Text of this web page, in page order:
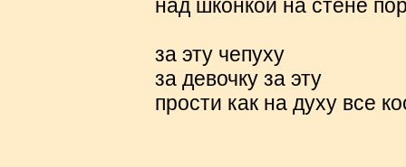
над шконкой на стене
за эту чепуху
за девочку за эту
прости как на духу все